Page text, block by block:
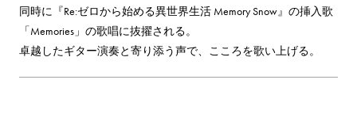
同時に​『Re:ゼロから​始める​異世界生活 Memory Snow』の​挿入歌​
「Memories」の​歌唱に​抜擢される。
卓越した​ギター演奏と​寄り​添う声で、​こころを​歌い​上げる。